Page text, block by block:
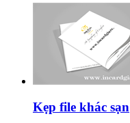
Kẹp file khác sạn